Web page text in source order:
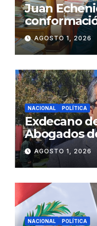
Juan
gabinete
Fujimori
AGOSTO 1, 2026
NACIONAL POLÍTICA
Exdecano
Abogados
propuestas
ciudadana
AGOSTO 1, 2026
NACIONAL POLÍTICA